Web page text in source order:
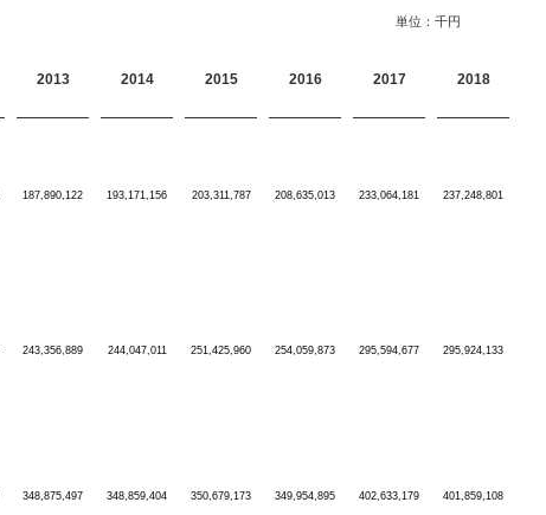
単位：千円
2013 2014 2015 2016 2017 2018
187,890,122 193,171,156 203,311,787 208,635,013 233,064,181 237,248,801
243,356,889 244,047,011 251,425,960 254,059,873 295,594,677 295,924,133
348,875,497 348,859,404 350,679,173 349,954,895 402,633,179 401,859,108